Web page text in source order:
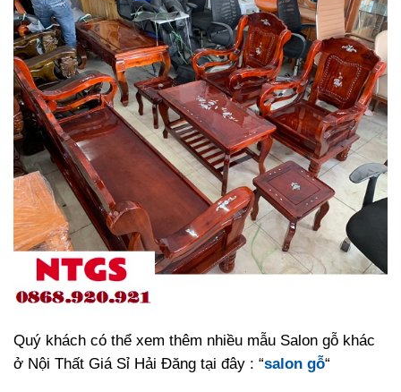
Quý khách có thể xem thêm nhiều mẫu Salon gỗ khác
ở Nội Thất Giá Sỉ Hải Đăng tại đây : “salon gỗ“